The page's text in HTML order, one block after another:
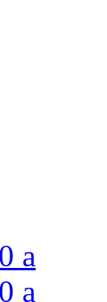
a
a